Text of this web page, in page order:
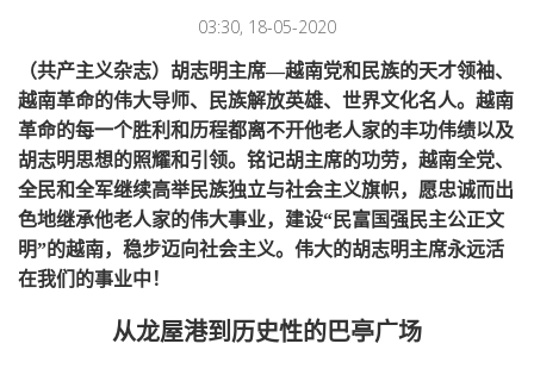
03:30, 18-05-2020
（共产主义杂志）胡志明主席—越南党和民族的天才领袖、
越南革命的伟大导师、民族解放英雄、世界文化名人。越南
革命的每一个胜利和历程都离不开他老人家的丰功伟绩以及
胡志明思想的照耀和引领。铭记胡主席的功劳，越南全党、
全民和全军继续高举民族独立与社会主义旗帜，愿忠诚而出
色地继承他老人家的伟大事业，建设“民富国强民主公正文
明”的越南，稳步迈向社会主义。伟大的胡志明主席永远活
在我们的事业中！
从龙屋港到历史性的巴亭广场